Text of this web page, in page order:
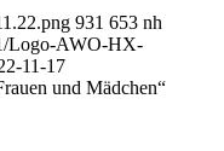
931 653 nh
Logo-AWO-HX-
11-17
und Mädchen“